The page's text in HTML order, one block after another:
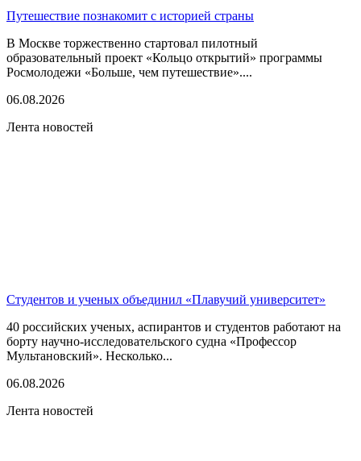
Путешествие познакомит с историей страны
В Москве торжественно стартовал пилотный
образовательный проект «Кольцо открытий» программы
Росмолодежи «Больше, чем путешествие»....
06.08.2026
Лента новостей
Студентов и ученых объединил «Плавучий университет»
40 российских ученых, аспирантов и студентов работают на
борту научно-исследовательского судна «Профессор
Мультановский». Несколько...
06.08.2026
Лента новостей